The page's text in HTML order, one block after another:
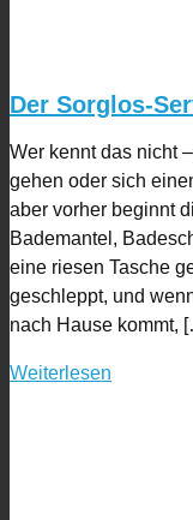
Der Sorglos-
Wer kennt das nicht
gehen oder sich
aber vorher beginnt
Bademantel,
eine riesen Tasche
geschleppt, und
nach Hause kommt,
Weiterlesen